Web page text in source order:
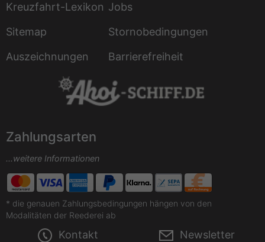
Kreuzfahrt-Lexikon Jobs
Sitemap
Stornobedingungen
Auszeichnungen
Barrierefreiheit
Zahlungsarten
...weitere Informationen
* die genauen Zahlungsbedingungen hängen von den
Modalitäten der Reederei ab
Kontakt Newsletter